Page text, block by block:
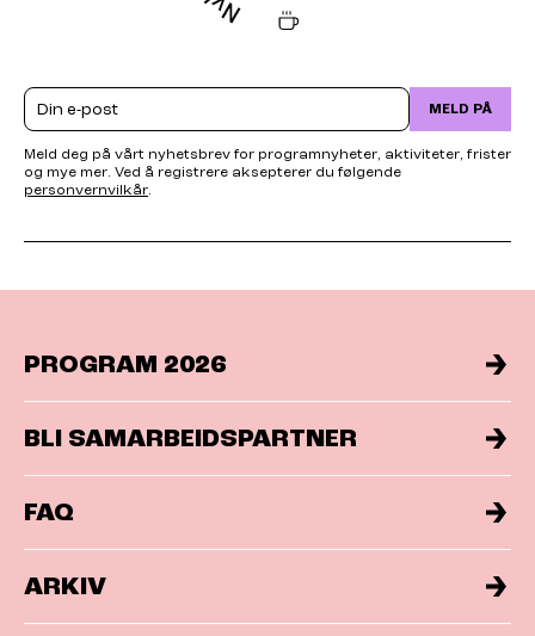
Email MELD PÅ
Meld deg på vårt nyhetsbrev for programnyheter, aktiviteter, frister
og mye mer. Ved å registrere aksepterer du følgende
personvernvilkår.
PROGRAM 2026
BLI SAMARBEIDSPARTNER
FAQ
ARKIV